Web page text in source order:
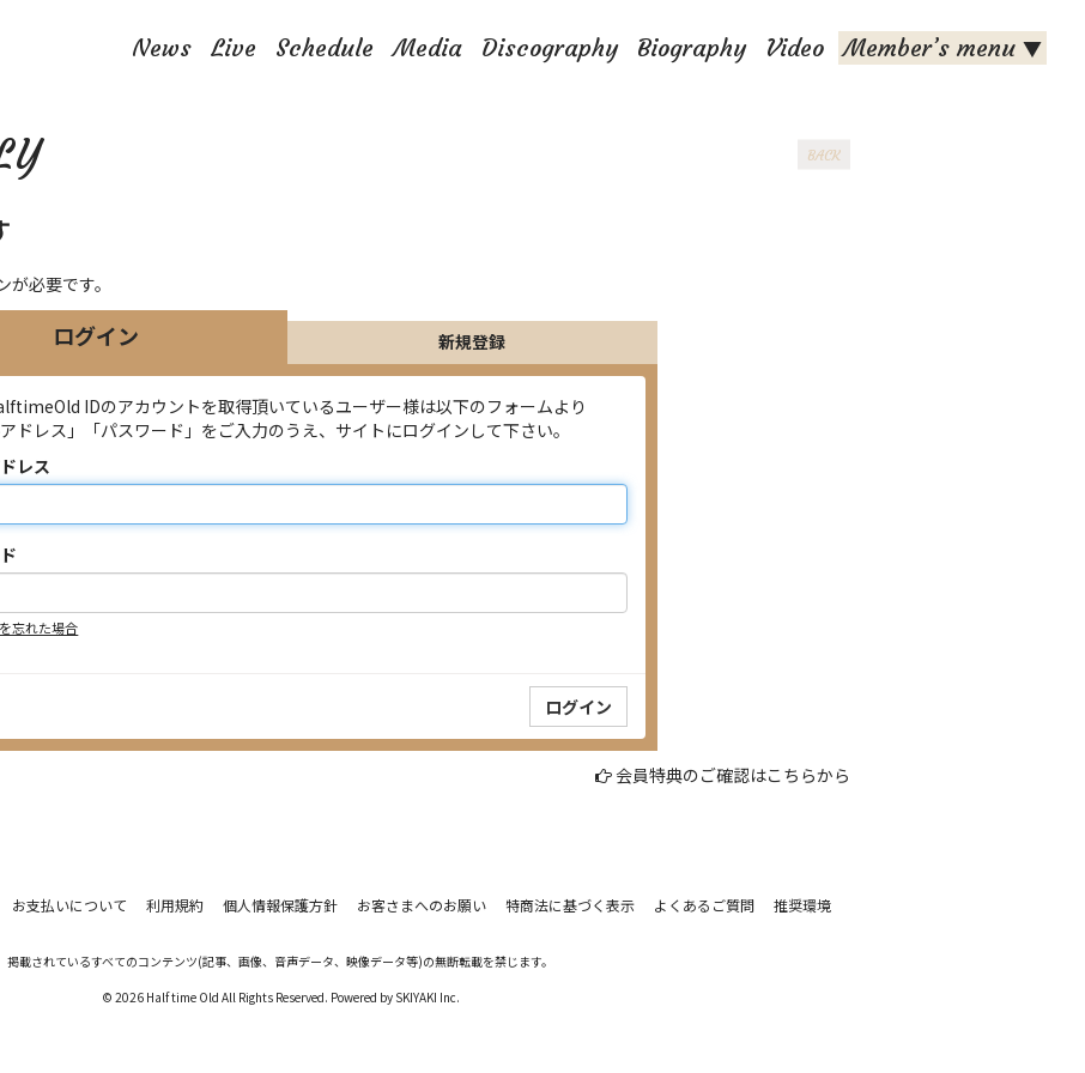
News Live Schedule Media Discography Biography Video Member’s menu ▼
BACK
必要です。
ログイン 新規登録
IDのアカウントを取得頂いているユーザー様は以下のフォームより
アドレス」「パスワード」をご入力のうえ、サイトにログインして下さい。
レス
忘れた場合
会員特典のご確認はこちらから
お支払いについて 利用規約 個人情報保護方針 お客さまへのお願い 特商法に基づく表示 よくあるご質問 推奨環境
掲載されているすべてのコンテンツ(記事、画像、音声データ、映像データ等)の無断転載を禁じます。
© 2026 Half time Old All Rights Reserved. Powered by SKIYAKI Inc.